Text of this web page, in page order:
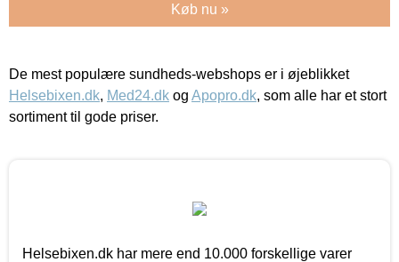
Køb nu »
De mest populære sundheds-webshops er i øjeblikket
Helsebixen.dk, Med24.dk og Apopro.dk, som alle har et stort
sortiment til gode priser.
Helsebixen.dk har mere end 10.000 forskellige varer